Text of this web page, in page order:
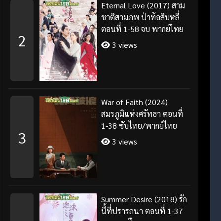
2
Eternal Love (2017) สาม
ชาติสามภพ ป่าท้อสิบหลี่
ตอนที่ 1-58 จบ พากย์ไทย
3 views
3
War of Faith (2024)
สมรภูมิแห่งศรัทธา ตอนที่
1-38 ซับไทย/พากย์ไทย
3 views
Summer Desire (2018) รัก
นี้ที่ปรารถนา ตอนที่ 1-37